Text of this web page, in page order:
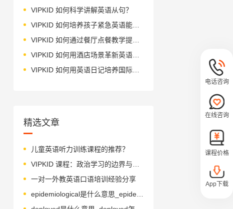
VIPKID 如何科学讲解英语从句？
VIPKID 如何培养孩子紧急英语能力？
VIPKID 如何通过餐厅点餐教学提升少儿英语应用能力？
VIPKID 如何用酒店场景革新英语教学？
VIPKID 如何用英语日记培养国际化人才？
精选文章
儿童英语听力训练课程的推荐？
一对一外教英语口语培训经验分享
epidemiological是什么意思_epidemiological怎么读_音标ˌepɪˌdi-mɪə'lɒdʒɪkl
电话咨询
在线咨询
课程价格
App下载